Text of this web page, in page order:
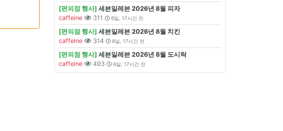
[편의점 행사] 세븐일레븐 2026년 8월 피자
caffeine
311 6일, 17시간 전
[편의점 행사] 세븐일레븐 2026년 8월 치킨
caffeine
314 6일, 17시간 전
[편의점 행사] 세븐일레븐 2026년 8월 도시락
caffeine
493 6일, 17시간 전